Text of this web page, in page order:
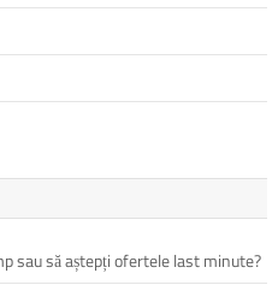
sau să aștepți ofertele last minute?